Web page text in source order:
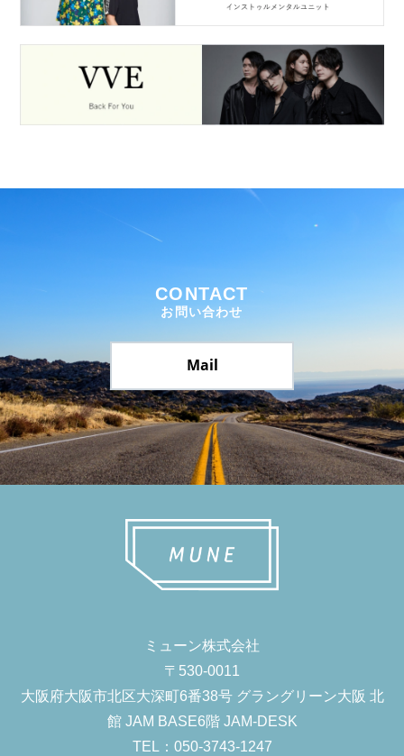
CONTACT
お問い合わせ
Mail
ミューン株式会社
〒530-0011
大阪府大阪市北区大深町6番38号 グラングリーン大阪 北
館 JAM BASE6階 JAM-DESK
TEL：050-3743-1247